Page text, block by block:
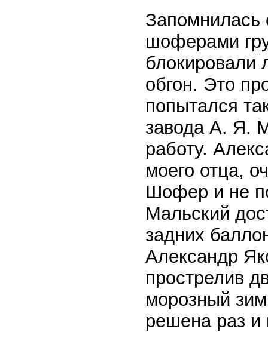
Запомнилась
шоферами
блокировали
обгон. Это
попытался
завода А. Я.
работу.
моего отца,
Шофер и не
Мальский
задних
Александр
прострелив
морозный
решена раз и